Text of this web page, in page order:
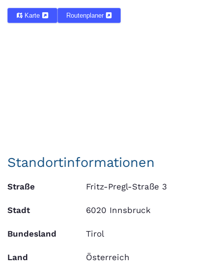
Karte Routenplaner
Standortinformationen
Straße Fritz-Pregl-Straße 3
Stadt 6020 Innsbruck
Bundesland Tirol
Land Österreich